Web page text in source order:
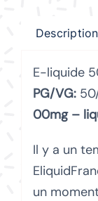
Description
E-liquide
PG/VG:
00mg –
Il y a un
un